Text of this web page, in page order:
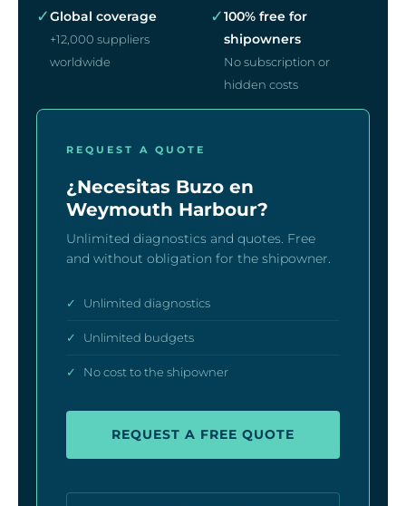
✓Global coverage
+12,000 suppliers
worldwide
✓100% free for
shipowners
No subscription or
hidden costs
REQUEST A QUOTE
¿Necesitas Buzo en
Weymouth Harbour?
Unlimited diagnostics and quotes. Free
and without obligation for the shipowner.
✓ Unlimited diagnostics
✓ Unlimited budgets
✓ No cost to the shipowner
REQUEST A FREE QUOTE